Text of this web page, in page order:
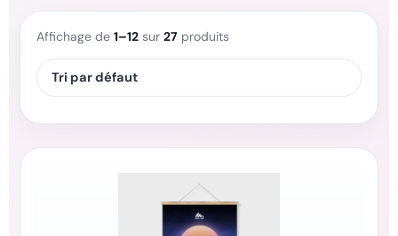
Affichage de 1–12 sur 27 produits